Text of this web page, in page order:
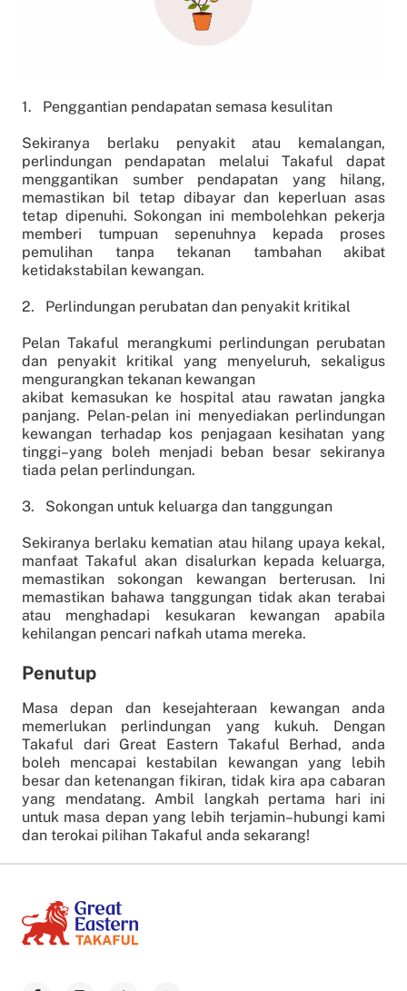
1. Penggantian pendapatan semasa kesulitan
Sekiranya berlaku penyakit atau kemalangan,
perlindungan pendapatan melalui Takaful dapat
menggantikan sumber pendapatan yang hilang,
memastikan bil tetap dibayar dan keperluan asas
tetap dipenuhi. Sokongan ini membolehkan pekerja
memberi tumpuan sepenuhnya kepada proses
pemulihan tanpa tekanan tambahan akibat
ketidakstabilan kewangan.
2. Perlindungan perubatan dan penyakit kritikal
Pelan Takaful merangkumi perlindungan perubatan
dan penyakit kritikal yang menyeluruh, sekaligus
mengurangkan tekanan kewangan
akibat kemasukan ke hospital atau rawatan jangka
panjang. Pelan-pelan ini menyediakan perlindungan
kewangan terhadap kos penjagaan kesihatan yang
tinggi–yang boleh menjadi beban besar sekiranya
tiada pelan perlindungan.
3. Sokongan untuk keluarga dan tanggungan
Sekiranya berlaku kematian atau hilang upaya kekal,
manfaat Takaful akan disalurkan kepada keluarga,
memastikan sokongan kewangan berterusan. Ini
memastikan bahawa tanggungan tidak akan terabai
atau menghadapi kesukaran kewangan apabila
kehilangan pencari nafkah utama mereka.
Penutup
Masa depan dan kesejahteraan kewangan anda
memerlukan perlindungan yang kukuh. Dengan
Takaful dari Great Eastern Takaful Berhad, anda
boleh mencapai kestabilan kewangan yang lebih
besar dan ketenangan fikiran, tidak kira apa cabaran
yang mendatang. Ambil langkah pertama hari ini
untuk masa depan yang lebih terjamin–hubungi kami
dan terokai pilihan Takaful anda sekarang!